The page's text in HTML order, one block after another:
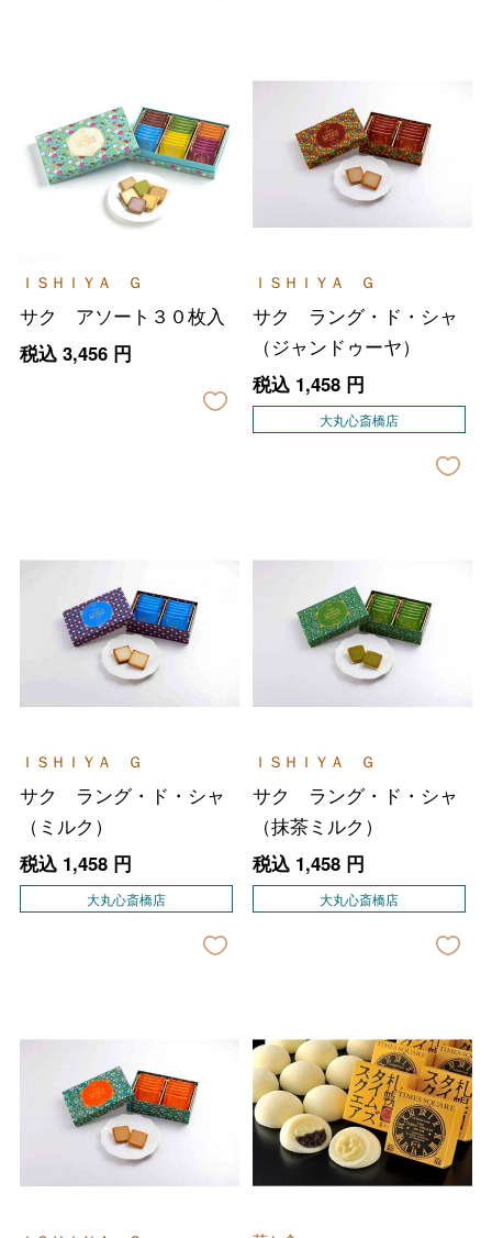
ＩＳＨＩＹＡ Ｇ
サク アソート３０枚入
税込 3,456円
ＩＳＨＩＹＡ Ｇ
サク ラング・ド・シャ
（ジャンドゥーヤ）
税込 1,458円
大丸心斎橋店
ＩＳＨＩＹＡ Ｇ
サク ラング・ド・シャ
（ミルク）
税込 1,458円
大丸心斎橋店
ＩＳＨＩＹＡ Ｇ
サク ラング・ド・シャ
（抹茶ミルク）
税込 1,458円
大丸心斎橋店